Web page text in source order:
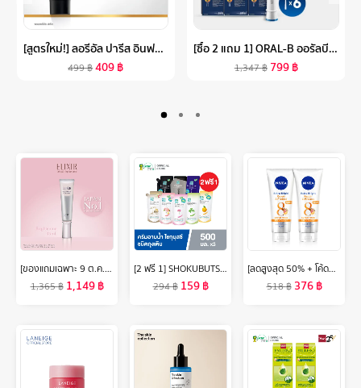
[สูตรใหม่!] ลอรีอัล ปารีส อินฟอลลิเบิล 32เอช แมท คัฟเวอร์ ฟาวเดชั่น (4% ไนอาซินาไมด์,ติดทนยาวนาน,กันน้ำ กันเหงื่อ,คุมมัน)
499฿409฿
[ซื้อ 2 แถม 1] ORAL-B ออรัลบี หัวแปรงสีฟันไฟฟ้า อัลตร้าธิน ขนแปรงนุ่ม 2 ชิ้น X3 BRUSH HEAD REFILLS ULTRATHIN BRISTLES GUM CARE 2 REFILLS X3
1,347฿ 799฿
[ของแถมเฉพาะ 9 ต.ค. 2ทุ่ม - 12 ต.ค. 67] อิลิคเซอร์ เดลี ไบรท์เทนนิ่ง ยูวี โพรเทคเตอร์ เอสพีเอฟ 50+ พีเอ++++ 35มล. (กันแดดเนื้อน้ำนม สำหรับผิวกระจ่างใส)
1,365฿ 1,149฿
[2 ฟรี 1] SHOKUBUTSU ครีมอาบน้ำ โชกุบุสซึ รีฟิล ถุงเติม 500 มล. (เลือกสูตร)
294฿ 159฿
[ลดสูงสุด 50% + โค้ดลดเพิ่ม 20%]นีเวียเอ็กซ์ตร้า ไบรท์ รีแพร์ แอนด์ โพรเทค เอสพีเอฟ50 พีเอ+++ บอดี้ เซรั่ม 320มล. 2 ชิ้น NIVEA
518฿ 376฿